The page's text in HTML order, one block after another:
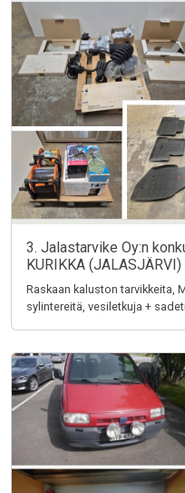
3. Jalastarvike Oy:n
KURIKKA (JALASJÄRVI)
Raskaan kaluston tarvikkeita,
sylintereitä, vesiletkuja +